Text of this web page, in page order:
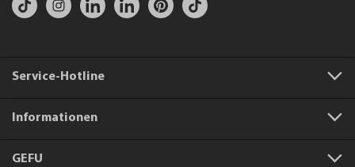
Service-Hotline
Informationen
GEFU